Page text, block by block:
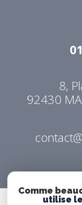
8,
92430
Comme
utilise